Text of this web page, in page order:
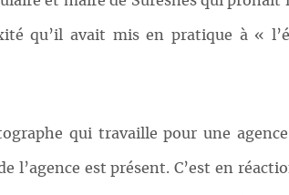
qu’il avait mis en pratique à «
qui travaille pour une
l’agence est présent. C’est en